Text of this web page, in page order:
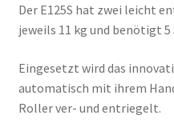
Der E125S hat zwei leicht
jeweils 11 kg und benötigt 5
Eingesetzt wird das
automatisch mit ihrem
Roller ver- und entriegelt.